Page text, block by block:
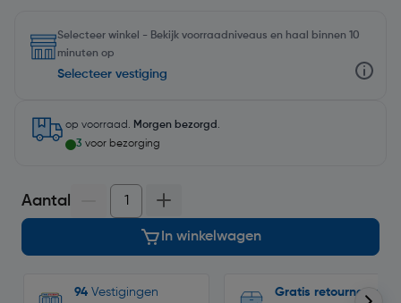
Selecteer winkel - Bekijk voorraadniveaus en haal binnen 10
minuten op
Selecteer vestiging
op voorraad. Morgen bezorgd .
3 voor bezorging
Aantal
In winkelwagen
94 Vestigingen
Gratis retourneren